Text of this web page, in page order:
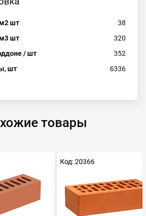
шт
38
шт
320
/ шт
352
шт
6336
товары
Код: 20366